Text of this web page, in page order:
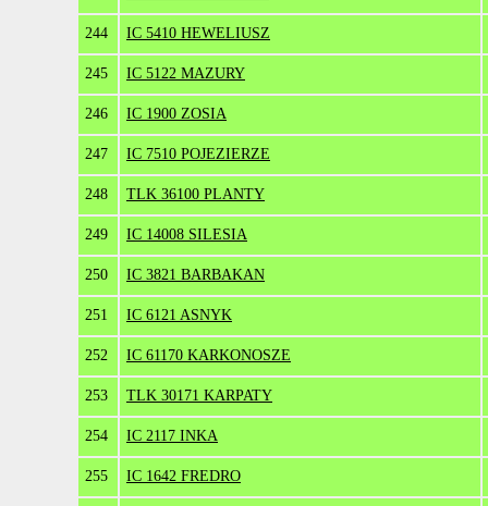
244 IC 5410 HEWELIUSZ
245 IC 5122 MAZURY
246 IC 1900 ZOSIA
247 IC 7510 POJEZIERZE
248 TLK 36100 PLANTY
249 IC 14008 SILESIA
250 IC 3821 BARBAKAN
251 IC 6121 ASNYK
252 IC 61170 KARKONOSZE
253 TLK 30171 KARPATY
254 IC 2117 INKA
255 IC 1642 FREDRO